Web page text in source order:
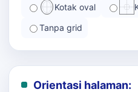
Kotak oval
Tanpa grid
Orientasi halaman: